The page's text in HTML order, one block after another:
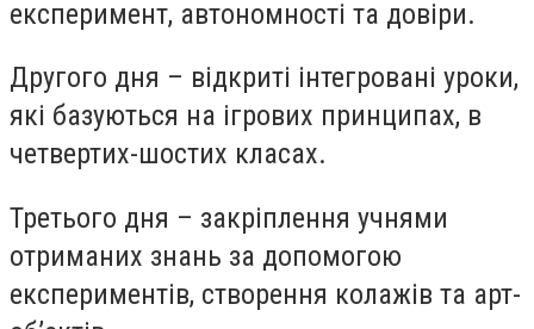
експеримент, автономності та довіри.
Другого дня – відкриті інтегровані уроки,
які базуються на ігрових принципах, в
четвертих-шостих класах.
Третього дня – закріплення учнями
отриманих знань за допомогою
експериментів, створення колажів та арт-